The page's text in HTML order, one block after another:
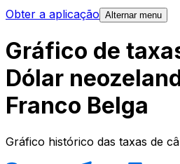
Obter a aplicação Alternar menu
Gráfico de
Dólar
Franco Belga
Gráfico histórico das taxas de